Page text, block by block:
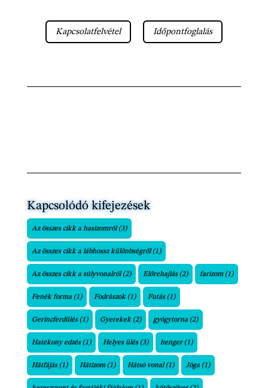
Kapcsolatfelvétel Időpontfoglalás
Kapcsolódó kifejezések
Az összes cikk a hasizomról(3)
Az összes cikk a lábhossz különbségről(1)
Az összes cikk a súlyvonalról(2) Előrehajlás(2) farizom(1)
Fenék forma(1) Fodrászok(1) Futás(1)
Gerincferdülés(1) Gyerekek(2) gyógytorna(2)
Hatékony edzés(1) Helyes ülés(3) henger(1)
Hátfájás(1) Hátizom(1) Hátsó vonal(1) Jóga(1)